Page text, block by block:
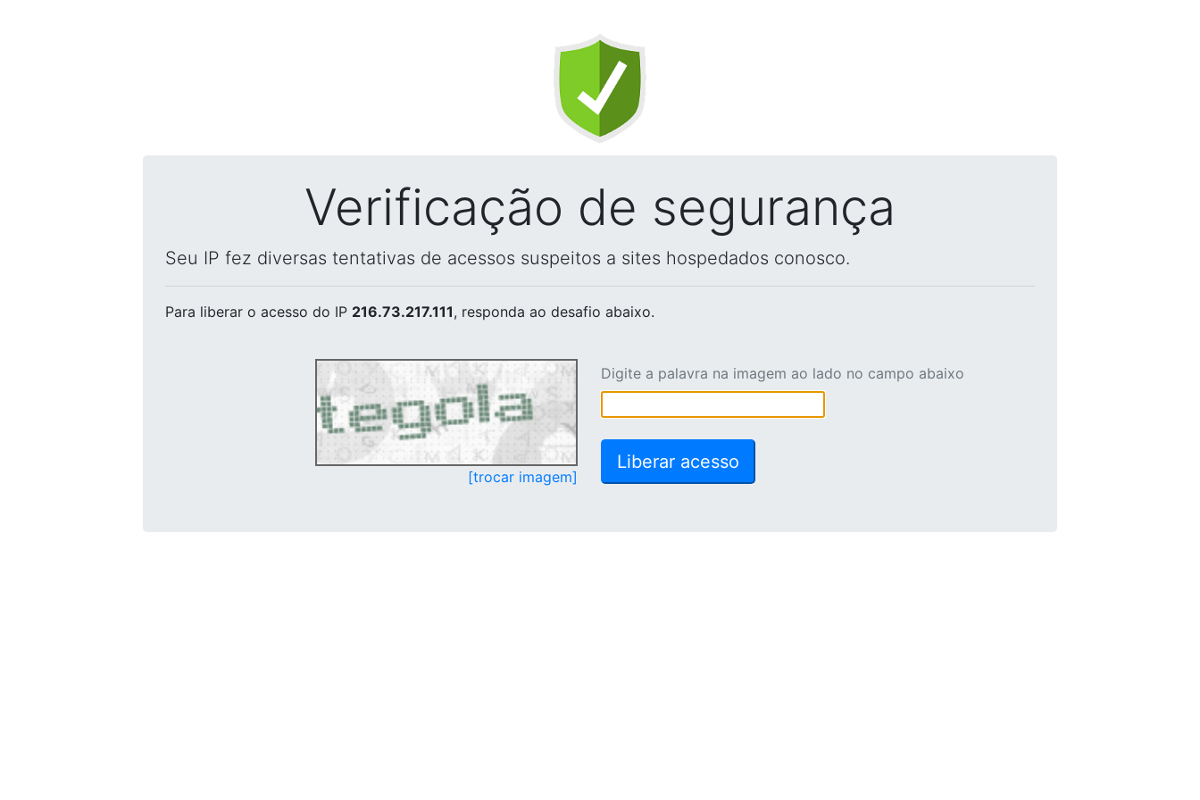
Verificação de segurança
Seu IP fez diversas tentativas de acessos suspeitos a sites hospedados conosco.
Para liberar o acesso do IP 216.73.217.111, responda ao desafio abaixo.
[trocar imagem]
Digite a palavra na imagem ao lado no campo abaixo